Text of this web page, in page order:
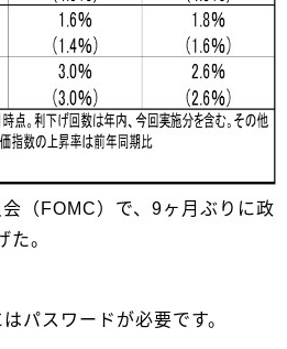
（FOMC）で、9ヶ月ぶりに政
た。
パスワードが必要です。